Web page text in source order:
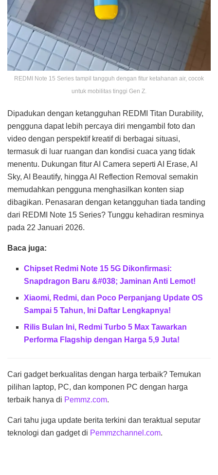
REDMI Note 15 Series tampil tangguh dengan fitur ketahanan air, cocok
untuk mobilitas tinggi Gen Z.
Dipadukan dengan ketangguhan REDMI Titan Durability,
pengguna dapat lebih percaya diri mengambil foto dan
video dengan perspektif kreatif di berbagai situasi,
termasuk di luar ruangan dan kondisi cuaca yang tidak
menentu. Dukungan fitur AI Camera seperti AI Erase, AI
Sky, AI Beautify, hingga AI Reflection Removal semakin
memudahkan pengguna menghasilkan konten siap
dibagikan. Penasaran dengan ketangguhan tiada tanding
dari REDMI Note 15 Series? Tunggu kehadiran resminya
pada 22 Januari 2026.
Baca juga:
Chipset Redmi Note 15 5G Dikonfirmasi:
Snapdragon Baru &#038; Jaminan Anti Lemot!
Xiaomi, Redmi, dan Poco Perpanjang Update OS
Sampai 5 Tahun, Ini Daftar Lengkapnya!
Rilis Bulan Ini, Redmi Turbo 5 Max Tawarkan
Performa Flagship dengan Harga 5,9 Juta!
Cari gadget berkualitas dengan harga terbaik? Temukan
pilihan laptop, PC, dan komponen PC dengan harga
terbaik hanya di Pemmz.com.
Cari tahu juga update berita terkini dan teraktual seputar
teknologi dan gadget di Pemmzchannel.com.